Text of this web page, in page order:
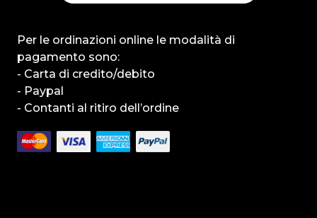
Per le ordinazioni online le modalità di
pagamento sono:
- Carta di credito/debito
- Paypal
- Contanti al ritiro dell’ordine